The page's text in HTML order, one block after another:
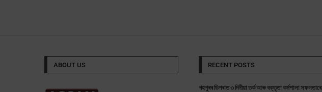
ABOUT US RECENT POSTS
গহপুৰৰ ডিপৰাত ৩ দিনীয়া তৰ্ক আৰু বক্তৃতা কৰ্মশালা সফলতাৰে